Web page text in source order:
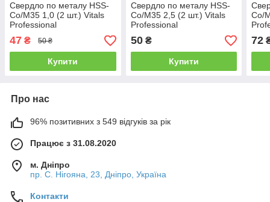
Свердло по металу HSS-
Co/M35 1,0 (2 шт.) Vitals
Professional
47 ₴ 50 ₴
Купити
Свердло по металу HSS-
Co/M35 2,5 (2 шт.) Vitals
Professional
50₴
Купити
Co/
72
Про нас
96% позитивних з 549 відгуків за рік
Працює з 31.08.2020
м. Дніпро
пр. С. Нігояна, 23, Дніпро, Україна
Контакти